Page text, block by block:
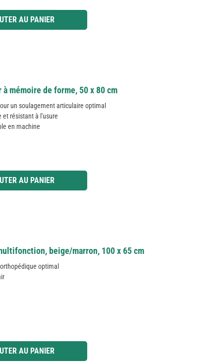
utilisez les boutons pour augmenter ou diminuer la quantité.
AU PANIER
mémoire de forme, 50 x 80 cm
un soulagement articulaire optimal
résistant à l'usure
en machine
utilisez les boutons pour augmenter ou diminuer la quantité.
AU PANIER
beige/marron, 100 x 65 cm
optimal
utilisez les boutons pour augmenter ou diminuer la quantité.
AU PANIER